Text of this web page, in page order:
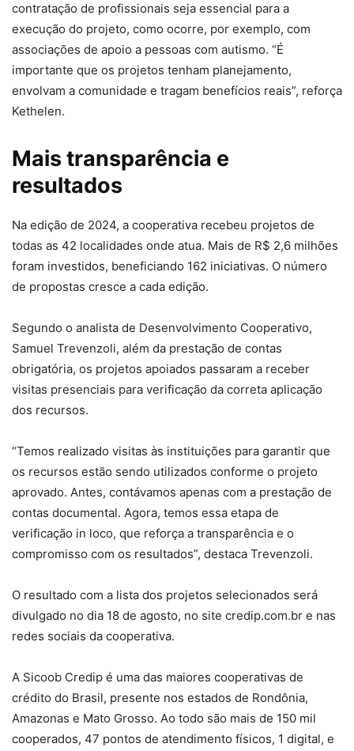
contratação de profissionais seja essencial para a
execução do projeto, como ocorre, por exemplo, com
associações de apoio a pessoas com autismo. “É
importante que os projetos tenham planejamento,
envolvam a comunidade e tragam benefícios reais”, reforça
Kethelen.
Mais transparência e
resultados
Na edição de 2024, a cooperativa recebeu projetos de
todas as 42 localidades onde atua. Mais de R$ 2,6 milhões
foram investidos, beneficiando 162 iniciativas. O número
de propostas cresce a cada edição.
Segundo o analista de Desenvolvimento Cooperativo,
Samuel Trevenzoli, além da prestação de contas
obrigatória, os projetos apoiados passaram a receber
visitas presenciais para verificação da correta aplicação
dos recursos.
“Temos realizado visitas às instituições para garantir que
os recursos estão sendo utilizados conforme o projeto
aprovado. Antes, contávamos apenas com a prestação de
contas documental. Agora, temos essa etapa de
verificação in loco, que reforça a transparência e o
compromisso com os resultados”, destaca Trevenzoli.
O resultado com a lista dos projetos selecionados será
divulgado no dia 18 de agosto, no site credip.com.br e nas
redes sociais da cooperativa.
A Sicoob Credip é uma das maiores cooperativas de
crédito do Brasil, presente nos estados de Rondônia,
Amazonas e Mato Grosso. Ao todo são mais de 150 mil
cooperados, 47 pontos de atendimento físicos, 1 digital, e